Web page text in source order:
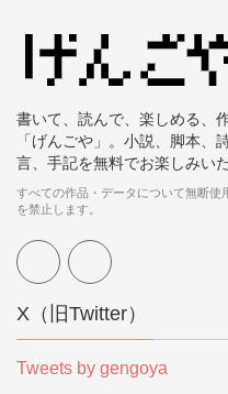
書いて、読んで、楽しめる、
「げんごや」。小説、脚本、
言、手記を無料でお楽しみい
すべての作品・データについて無断使
を禁止します。
X（旧Twitter）
Tweets by gengoya